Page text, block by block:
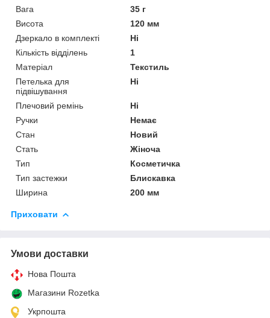
Вага
35 г
Висота
120 мм
Дзеркало в комплекті
Ні
Кількість відділень
1
Матеріал
Текстиль
Петелька для
підвішування
Ні
Плечовий ремінь
Ні
Ручки
Немає
Стан
Новий
Стать
Жіноча
Тип
Косметичка
Тип застежки
Блискавка
Ширина
200 мм
Приховати
Умови доставки
Нова Пошта
Магазини Rozetka
Укрпошта